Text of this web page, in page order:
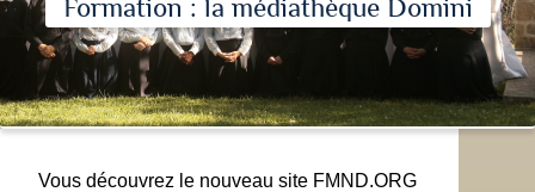
Formation : la médiathèque Domini
Vous découvrez le nouveau site FMND.ORG